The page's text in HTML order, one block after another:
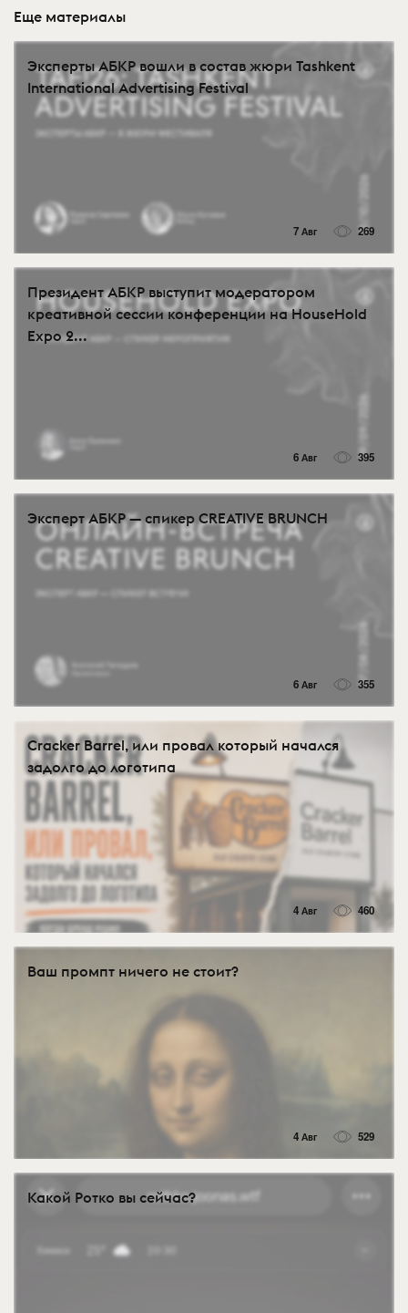
Еще материалы
Эксперты АБКР вошли в состав жюри Tashkent
International Advertising Festival
7 Авг 269
Президент АБКР выступит модератором
креативной сессии конференции на HouseHold
Expo 2...
6 Авг 395
Эксперт АБКР — спикер CREATIVE BRUNCH
6 Авг 355
Cracker Barrel, или провал который начался
задолго до логотипа
4 Авг 460
Ваш промпт ничего не стоит?
4 Авг 529
Какой Ротко вы сейчас?